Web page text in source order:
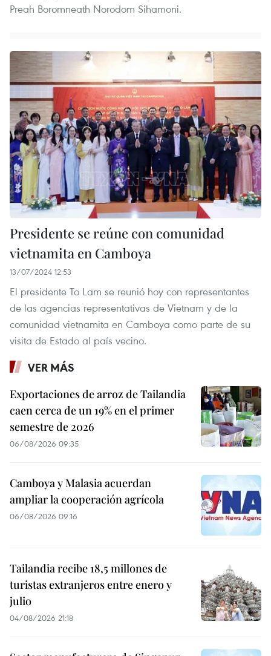
Preah Boromneath Norodom Sihamoni.
Presidente se reúne con comunidad
vietnamita en Camboya
13/07/2024 12:53
El presidente To Lam se reunió hoy con representantes
de las agencias representativas de Vietnam y de la
comunidad vietnamita en Camboya como parte de su
visita de Estado al país vecino.
VER MÁS
Exportaciones de arroz de Tailandia
caen cerca de un 19% en el primer
semestre de 2026
06/08/2026 09:35
Camboya y Malasia acuerdan
ampliar la cooperación agrícola
06/08/2026 09:16
Tailandia recibe 18,5 millones de
turistas extranjeros entre enero y
julio
04/08/2026 21:18